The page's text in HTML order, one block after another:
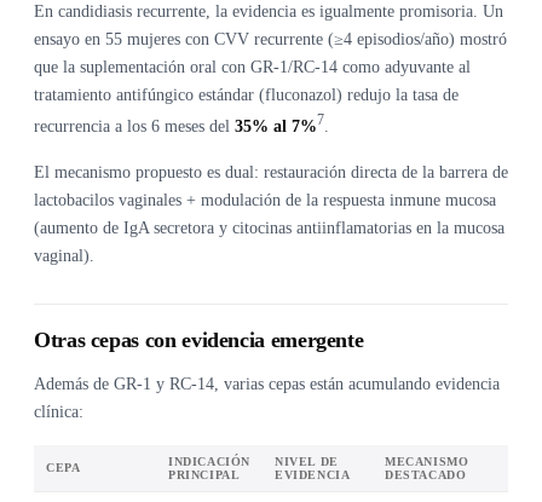
En candidiasis recurrente, la evidencia es igualmente promisoria. Un
ensayo en 55 mujeres con CVV recurrente (≥4 episodios/año) mostró
que la suplementación oral con GR-1/RC-14 como adyuvante al
tratamiento antifúngico estándar (fluconazol) redujo la tasa de
recurrencia a los 6 meses del 35% al 7%7
El mecanismo propuesto es dual: restauración directa de la barrera de
lactobacilos vaginales + modulación de la respuesta inmune mucosa
(aumento de IgA secretora y citocinas antiinflamatorias en la mucosa
vaginal).
Otras cepas con evidencia emergente
Además de GR-1 y RC-14, varias cepas están acumulando evidencia
clínica:
CEPA
INDICACIÓN
PRINCIPAL
NIVEL DE
EVIDENCIA
MECANISMO
DESTACADO